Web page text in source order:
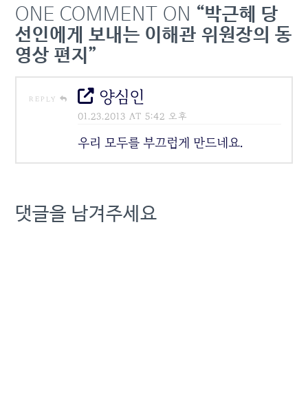
ONE COMMENT ON “박근혜 당
선인에게 보내는 이해관 위원장의 동
영상 편지”
REPLY 양심인
01.23.2013 AT 5:42 오후
우리 모두를 부끄럽게 만드네요.
댓글을 남겨주세요